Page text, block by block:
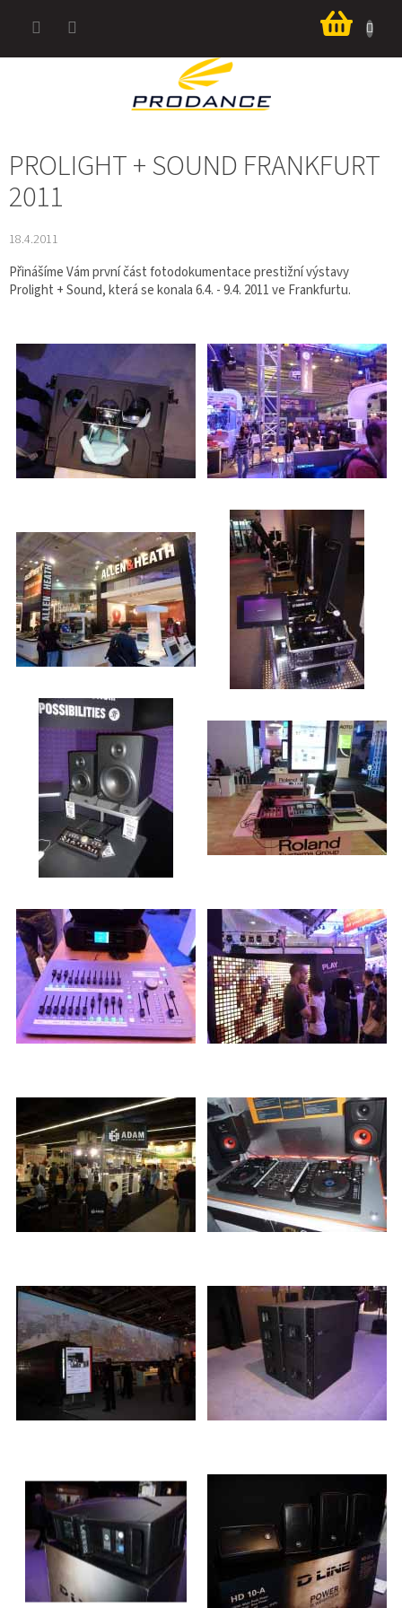
košík
PROLIGHT + SOUND FRANKFURT
2011
18.4.2011
Přinášíme Vám první část fotodokumentace prestižní výstavy
Prolight + Sound, která se konala 6.4. - 9.4. 2011 ve Frankfurtu.